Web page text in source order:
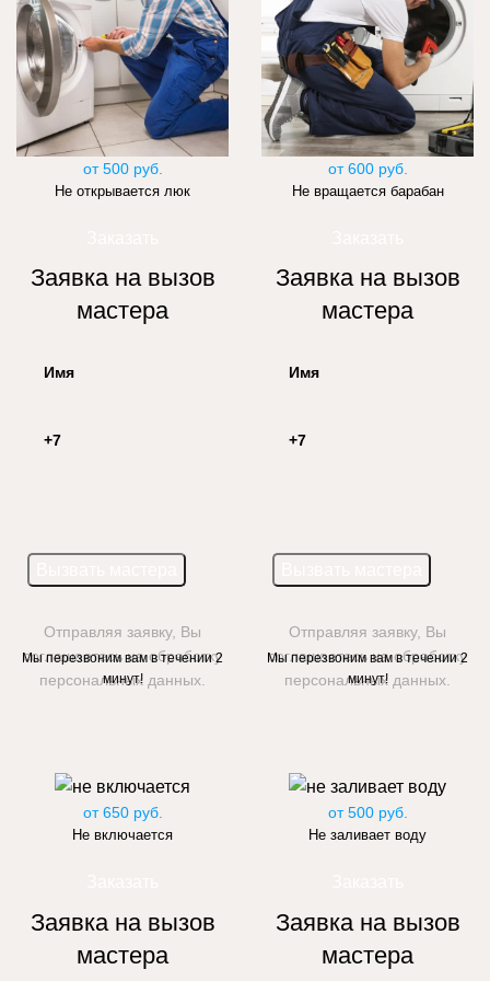
от 500 руб.
Не открывается люк
Заявка на вызов
мастера
Отправляя заявку, Вы
соглашаетесь на обработку
персональных данных.
Мы перезвоним вам в течении 2
минут!
от 600 руб.
Не вращается барабан
Заявка на вызов
мастера
Отправляя заявку, Вы
соглашаетесь на обработку
персональных данных.
Мы перезвоним вам в течении 2
минут!
от 650 руб.
Не включается
Заявка на вызов
мастера
от 500 руб.
Не заливает воду
Заявка на вызов
мастера